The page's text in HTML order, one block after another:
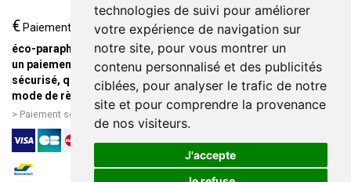
technologies de suivi pour améliorer
votre expérience de navigation sur
notre site, pour vous montrer un
contenu personnalisé et des publicités
ciblées, pour analyser le trafic de notre
site et pour comprendre la provenance
de nos visiteurs.
J'accepte
€ Paiement
éco-parapharmacie.fr offre
un paiement entièrement
sécurisé, quel que soit le
mode de règlement
Paiement sécurisé et simple
Livraison / Point retrait
Commandez en ligne et
recevez votre commande
rapidement chez vous ou en
point retrait
Livraison chez vous ou en